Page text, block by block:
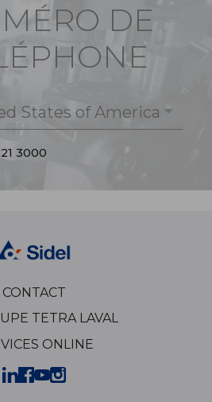
DE
States of America
3000
CONTACT
TETRA LAVAL
ONLINE